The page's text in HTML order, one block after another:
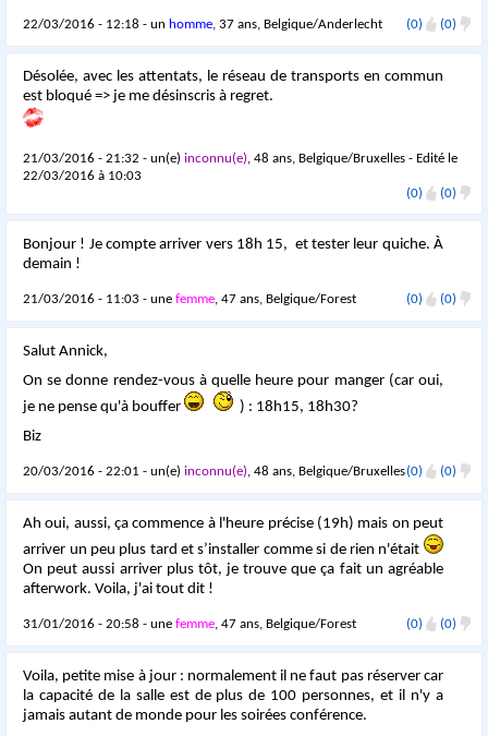
22/03/2016 - 12:18 - un homme, 37 ans, Belgique/Anderlecht (0) (0)
Désolée, avec les attentats, le réseau de transports en commun
est bloqué => je me désinscris à regret.
21/03/2016 - 21:32 - un(e)inconnu(e), 48 ans, Belgique/Bruxelles - Edité le
22/03/2016 à 10:03
(0)
(0)
Bonjour ! Je compte arriver vers 18h 15, et tester leur quiche. À
demain !
21/03/2016 - 11:03 - unefemme, 47 ans, Belgique/Forest (0) (0)
Salut Annick,
On se donne rendez-vous à quelle heure pour manger (car oui,
je ne pense qu'à bouffer
) : 18h15, 18h30?
Biz
20/03/2016 - 22:01 - un(e)inconnu(e), 48 ans, Belgique/Bruxelles(0) (0)
Ah oui, aussi, ça commence à l'heure précise (19h) mais on peut
arriver un peu plus tard et s’installer comme si de rien n'était
On peut aussi arriver plus tôt, je trouve que ça fait un agréable
afterwork. Voila, j'ai tout dit !
31/01/2016 - 20:58 - unefemme, 47 ans, Belgique/Forest (0) (0)
Voila, petite mise à jour : normalement il ne faut pas réserver car
la capacité de la salle est de plus de 100 personnes, et il n'y a
jamais autant de monde pour les soirées conférence.